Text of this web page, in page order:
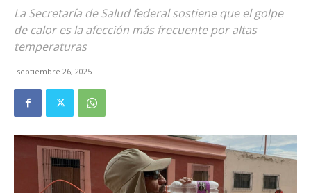
La Secretaría de Salud federal sostiene que el golpe
de calor es la afección más frecuente por altas
temperaturas
septiembre 26, 2025